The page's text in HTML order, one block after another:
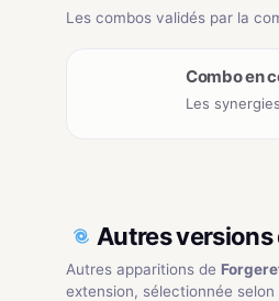
Les combos validés par la
Combo en
Les
Autres versions
Autres apparitions de
extension, sélectionnée selon